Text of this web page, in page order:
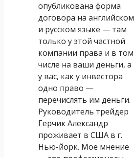
опубликована форма
договора на английском
и русском языке — там
только у этой частной
компании права и в том
числе на ваши деньги, а
у вас, как у инвестора
одно право —
перечислять им деньги.
Руководитель трейдер
Герчик Александр
проживает в США в г.
Нью-йорк. Мое мнение